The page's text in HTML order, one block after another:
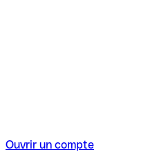
Ouvrir un compte